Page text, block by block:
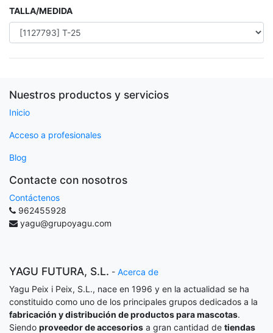
TALLA/MEDIDA
Nuestros productos y servicios
Inicio
Acceso a profesionales
Blog
Contacte con nosotros
Contáctenos
962455928
yagu@grupoyagu.com
YAGU FUTURA, S.L. - Acerca de
Yagu Peix i Peix, S.L., nace en 1996 y en la actualidad se ha
constituido como uno de los principales grupos dedicados a la
fabricación y distribución de productos para mascotas.
Siendo proveedor de accesorios a gran cantidad de tiendas